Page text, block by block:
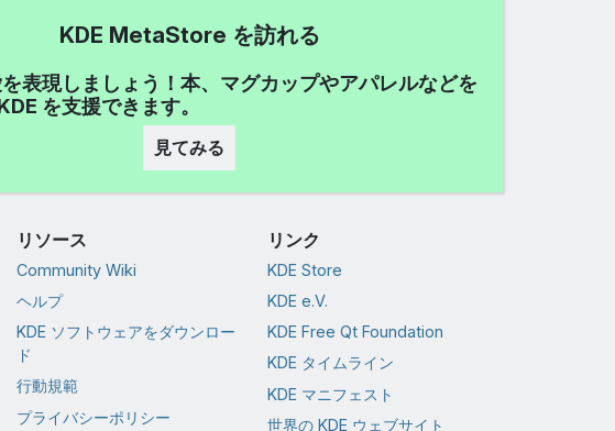
KDE MetaStore を訪れる
表現しましょう！本、マグカップやアパレルなどを
を支援できます。
見てみる
リソース
Community Wiki
ヘルプ
KDE ソフトウェアをダウンロー
ド
行動規範
プライバシーポリシー
リンク
KDE Store
KDE e.V.
KDE Free Qt Foundation
KDE タイムライン
KDE マニフェスト
世界の KDE ウェブサイト